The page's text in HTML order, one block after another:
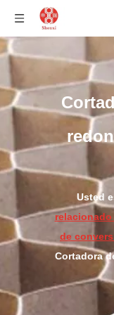
Usted
de
Cortadora